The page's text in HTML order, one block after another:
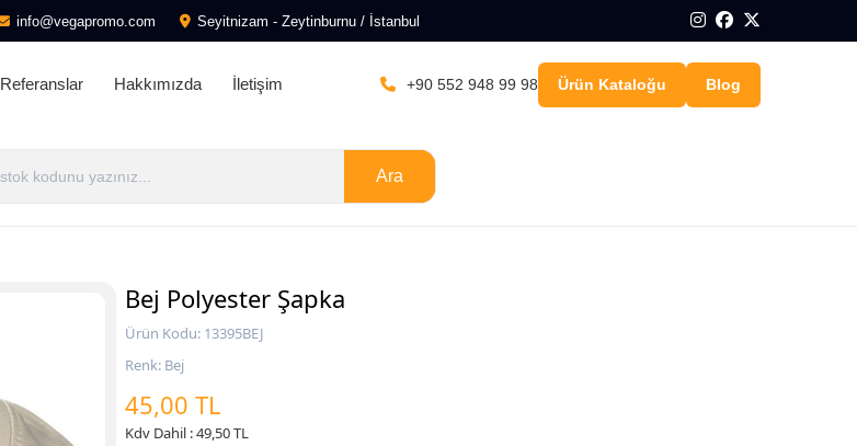
info@vegapromo.com Seyitnizam - Zeytinburnu / İstanbul
Referanslar Hakkımızda İletişim +90 552 948 99 98 Ürün Kataloğu Blog
Ara
Bej Polyester Şapka
Ürün Kodu: 13395BEJ
Renk: Bej
45,00 TL
Kdv Dahil : 49,50 TL